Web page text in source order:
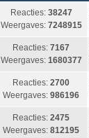
Reacties: 38247
Weergaves: 7248915
Reacties: 7167
Weergaves: 1680377
Reacties: 2700
Weergaves: 986196
Reacties: 2475
Weergaves: 812195